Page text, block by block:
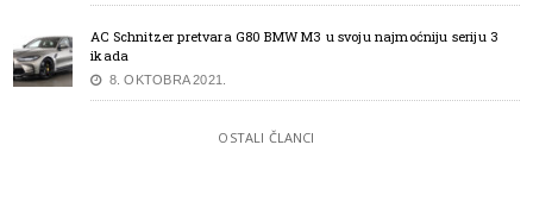
AC Schnitzer pretvara G80 BMW M3 u svoju najmoćniju seriju 3
ikada
8. OKTOBRA 2021.
OSTALI ČLANCI